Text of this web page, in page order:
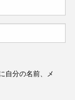
自分の名前、メ